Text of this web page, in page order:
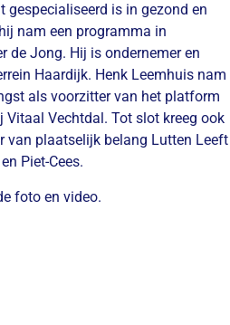
gespecialiseerd is in gezond en
nam een programma in
de Jong. Hij is ondernemer en
Haardijk. Henk Leemhuis nam
als voorzitter van het platform
Vitaal Vechtdal. Tot slot kreeg ook
van plaatselijk belang Lutten Leeft
Piet-Cees.
foto en video.